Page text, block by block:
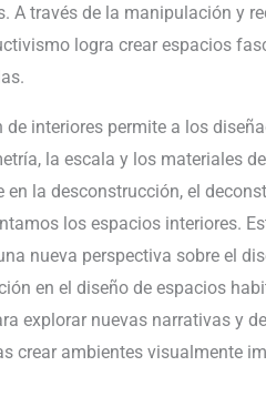
A través de la manipulación y
logra crear espacios
interiores permite a los
la escala y los materiales
la desconstrucción, el
los espacios interiores.
nueva perspectiva sobre el
en el diseño de espacios
explorar nuevas narrativas y
crear ambientes visualmente